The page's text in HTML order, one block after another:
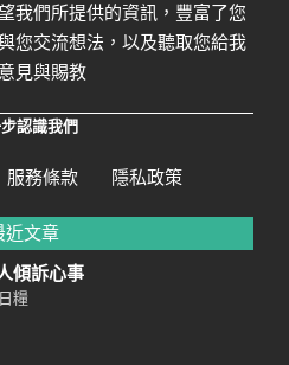
我們所提供的資訊，豐富了您
您交流想法，以及聽取您給我
見與賜教
認識我們
服務條款 隱私政策
近文章
傾訴心事
糧